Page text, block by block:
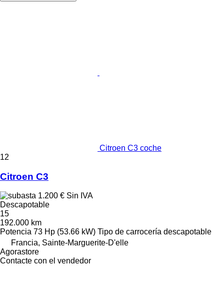
Citroen C3 coche
12
Citroen C3
1.200 € Sin IVA
Descapotable
15
192.000 km
Potencia 73 Hp (53.66 kW) Tipo de carrocería descapotable
Francia, Sainte-Marguerite-D'elle
Agorastore
Contacte con el vendedor